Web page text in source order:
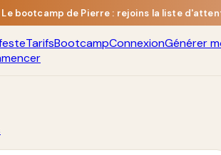
Le bootcamp de Pierre : rejoins la liste
TarifsBootcampConnexionGénérer